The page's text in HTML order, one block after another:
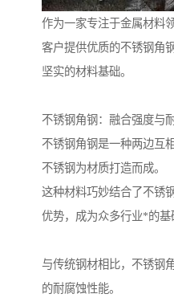
作为一家专注于金属材料
客户提供优质的不锈钢角
坚实的材料基础。
不锈钢角钢：融合强度与
不锈钢角钢是一种两边互
不锈钢为材质打造而成。
这种材料巧妙结合了不锈
优势，成为众多行业*的基
与传统钢材相比，不锈钢
的耐腐蚀性能。